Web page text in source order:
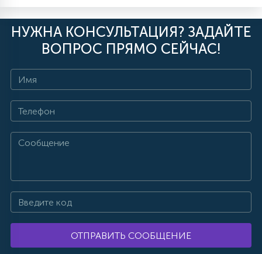
НУЖНА КОНСУЛЬТАЦИЯ? ЗАДАЙТЕ
ВОПРОС ПРЯМО СЕЙЧАС!
ОТПРАВИТЬ СООБЩЕНИЕ